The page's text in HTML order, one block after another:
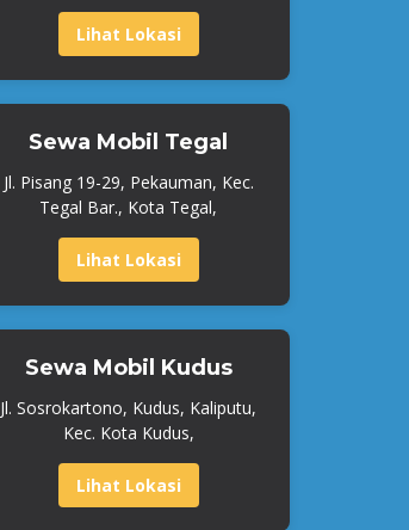
Lihat Lokasi
Sewa Mobil Tegal
Jl. Pisang 19-29, Pekauman, Kec.
Tegal Bar., Kota Tegal,
Lihat Lokasi
Sewa Mobil Kudus
Jl. Sosrokartono, Kudus, Kaliputu,
Kec. Kota Kudus,
Lihat Lokasi